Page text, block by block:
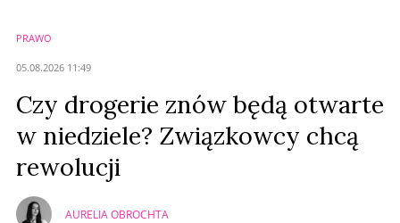
PRAWO
05.08.2026 11:49
Czy drogerie znów będą otwarte
w niedziele? Związkowcy chcą
rewolucji
AURELIA OBROCHTA